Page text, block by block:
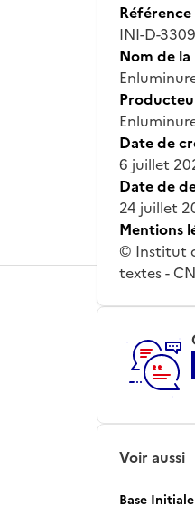
INI-D-3309
Nom de la
Date de
6 juillet
Date de
24 juillet
Mentions
© Institut
textes -
Voir aussi
Base Initiale